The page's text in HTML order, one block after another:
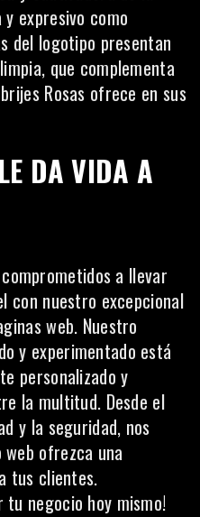
expresivo como
del logotipo presentan
que complementa
Rosas ofrece en sus
DA VIDA A
a llevar
con nuestro excepcional
web. Nuestro
y experimentado está
personalizado y
la multitud. Desde el
y la seguridad, nos
ofrezca una
tus clientes.
tu negocio hoy mismo!